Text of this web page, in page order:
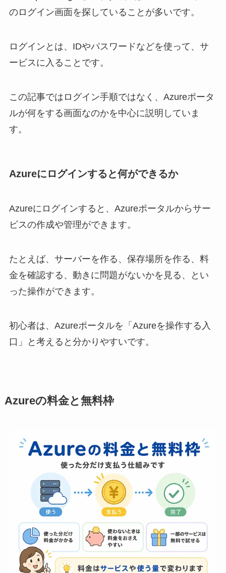
のログイン画面を探していることが多いです。
ログインとは、IDやパスワードなどを使って、サ
ービスに入ることです。
この記事ではログイン手順ではなく、Azureポータ
ルが何をする画面なのかを中心に説明していま
す。
Azureにログインすると何ができるか
Azureにログインすると、Azureポータルからサー
ビスの作成や管理ができます。
たとえば、サーバーを作る、保存場所を作る、料
金を確認する、動きに問題がないかを見る、とい
った操作ができます。
初心者は、Azureポータルを「Azureを操作する入
口」と考えると分かりやすいです。
Azureの料金と無料枠